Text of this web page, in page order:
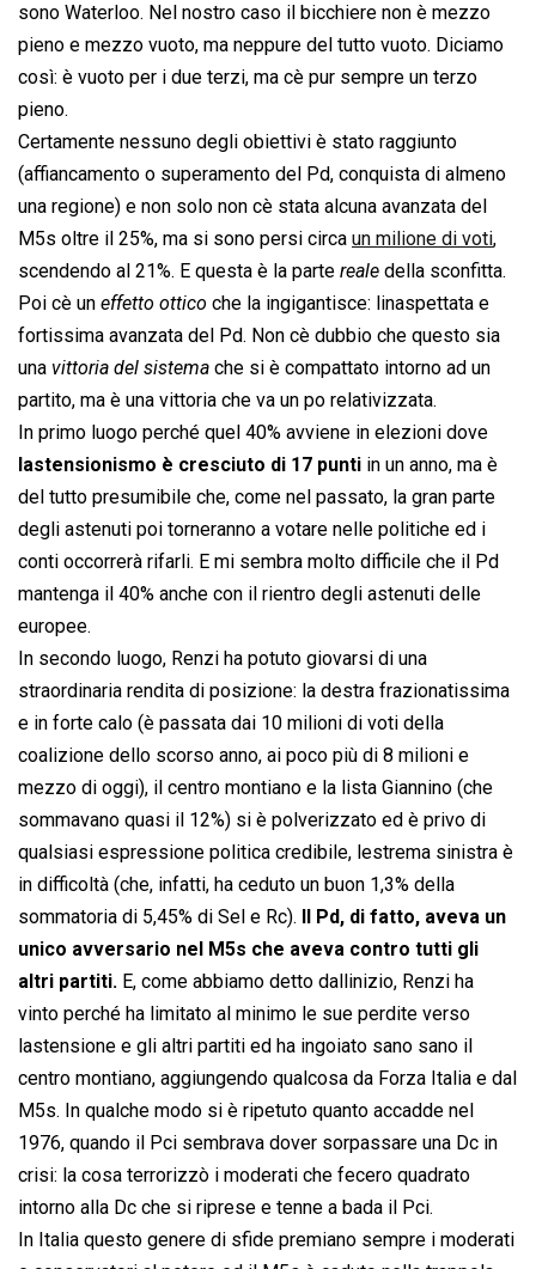
sono Waterloo. Nel nostro caso il bicchiere non è mezzo
pieno e mezzo vuoto, ma neppure del tutto vuoto. Diciamo
così: è vuoto per i due terzi, ma cè pur sempre un terzo
pieno.
Certamente nessuno degli obiettivi è stato raggiunto
(affiancamento o superamento del Pd, conquista di almeno
una regione) e non solo non cè stata alcuna avanzata del
M5s oltre il 25%, ma si sono persi circa un milione di voti,
scendendo al 21%. E questa è la parte  reale  della sconfitta.
Poi cè un  effetto ottico  che la ingigantisce: linaspettata e
fortissima avanzata del Pd. Non cè dubbio che questo sia
una  vittoria del sistema  che si è compattato intorno ad un
partito, ma è una vittoria che va un po relativizzata.
In primo luogo perché quel 40% avviene in elezioni dove
lastensionismo è cresciuto di 17 punti in un anno, ma è
del tutto presumibile che, come nel passato, la gran parte
degli astenuti poi torneranno a votare nelle politiche ed i
conti occorrerà rifarli. E mi sembra molto difficile che il Pd
mantenga il 40% anche con il rientro degli astenuti delle
europee.
In secondo luogo, Renzi ha potuto giovarsi di una
straordinaria rendita di posizione: la destra frazionatissima
e in forte calo (è passata dai 10 milioni di voti della
coalizione dello scorso anno, ai poco più di 8 milioni e
mezzo di oggi), il centro montiano e la lista Giannino (che
sommavano quasi il 12%) si è polverizzato ed è privo di
qualsiasi espressione politica credibile, lestrema sinistra è
in difficoltà (che, infatti, ha ceduto un buon 1,3% della
sommatoria di 5,45% di Sel e Rc).
Il Pd, di fatto, aveva un
unico avversario nel M5s che aveva contro tutti gli
altri partiti. E, come abbiamo detto dallinizio, Renzi ha
vinto perché ha limitato al minimo le sue perdite verso
lastensione e gli altri partiti ed ha ingoiato sano sano il
centro montiano, aggiungendo qualcosa da Forza Italia e dal
M5s. In qualche modo si è ripetuto quanto accadde nel
1976, quando il Pci sembrava dover sorpassare una Dc in
crisi: la cosa terrorizzò i moderati che fecero quadrato
intorno alla Dc che si riprese e tenne a bada il Pci.
In Italia questo genere di sfide premiano sempre i moderati